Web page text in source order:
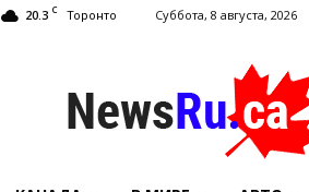
20.3 C Торонто Суббота, 8 августа, 2026
NewsRu.Ca